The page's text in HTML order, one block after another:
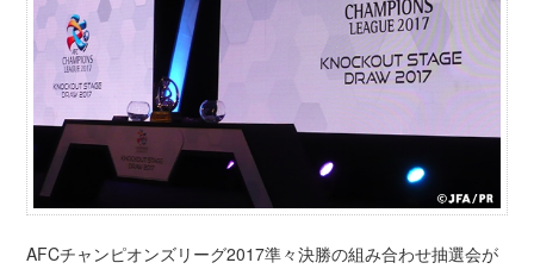
AFCチャンピオンズリーグ2017準々決勝の組み合わせ抽選会が